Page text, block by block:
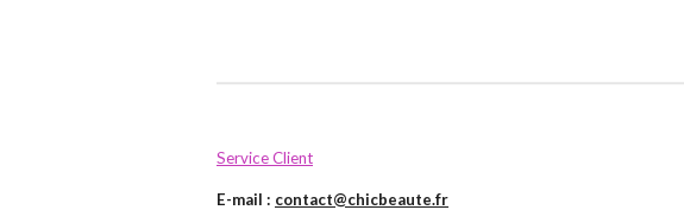
Service Client
E-mail : contact@chicbeaute.fr